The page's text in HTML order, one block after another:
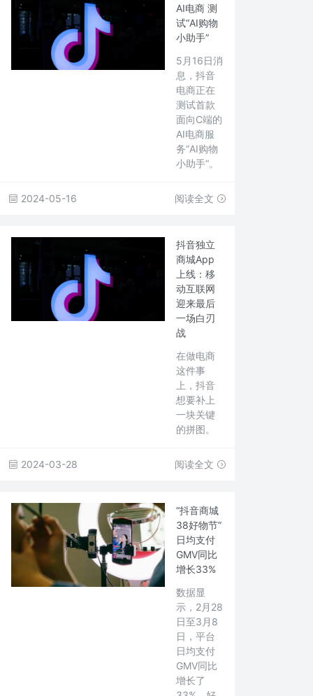
AI电商 测
试“AI购物
小助手”
5月16日消
息，抖音
电商正在
测试首款
面向C端的
AI电商服
务“AI购物
小助手”。
2024-05-16 阅读全文
抖音独立
商城App
上线：移
动互联网
迎来最后
一场白刃
战
在做电商
这件事
上，抖音
想要补上
一块关键
的拼图。
2024-03-28 阅读全文
“抖音商城
38好物节”
日均支付
GMV同比
增长33%
数据显
示，2月28
日至3月8
日，平台
日均支付
GMV同比
增长了